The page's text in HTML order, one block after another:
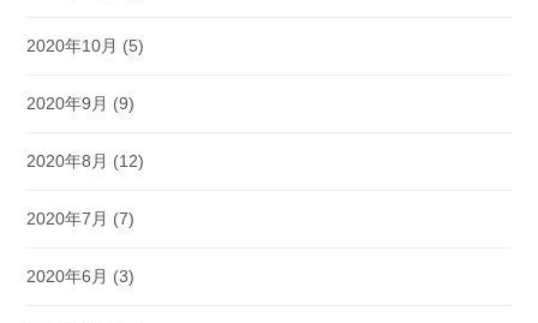
2020年10月 (5)
2020年9月 (9)
2020年8月 (12)
2020年7月 (7)
2020年6月 (3)